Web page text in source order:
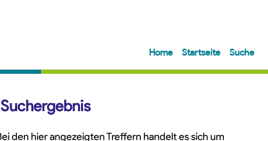
Home Startseite Suche
Suchergebnis